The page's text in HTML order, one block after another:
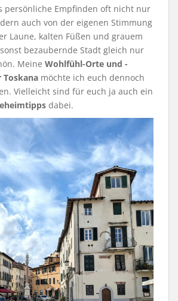
persönliche Empfinden oft nicht nur
auch von der eigenen Stimmung
Laune, kalten Füßen und grauem
bezaubernde Stadt gleich nur
Meine Wohlfühl-Orte und -
Toskana möchte ich euch dennoch
Vielleicht sind für euch ja auch ein
dabei.